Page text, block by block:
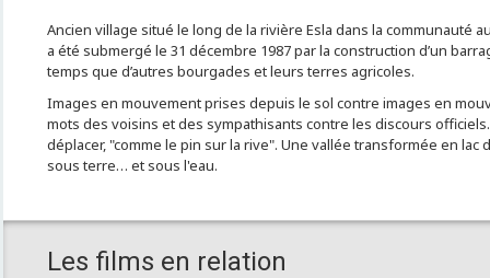
Ancien village situé le long de la rivière Esla dans la communauté
a été submergé le 31 décembre 1987 par la construction d’un
temps que d’autres bourgades et leurs terres agricoles.
Images en mouvement prises depuis le sol contre images en
mots des voisins et des sympathisants contre les discours
déplacer, "comme le pin sur la rive". Une vallée transformée en lac
sous terre… et sous l'eau.
Les films en relation